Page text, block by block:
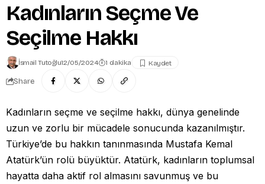
Kadınların Seçme Ve
Seçilme Hakkı
İsmail Tutoğlu12/05/2024 1 dakika
Share
Kadınların seçme ve seçilme hakkı, dünya genelinde
uzun ve zorlu bir mücadele sonucunda kazanılmıştır.
Türkiye’de bu hakkın tanınmasında Mustafa Kemal
Atatürk’ün rolü büyüktür. Atatürk, kadınların toplumsal
hayatta daha aktif rol almasını savunmuş ve bu